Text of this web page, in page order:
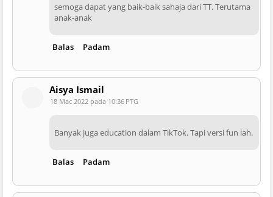
semoga dapat yang baik-baik sahaja dari TT. Terutama
anak-anak
Balas Padam
Aisya Ismail
18 Mac 2022 pada 10:36 PTG
Banyak juga education dalam TikTok. Tapi versi fun lah.
Balas Padam